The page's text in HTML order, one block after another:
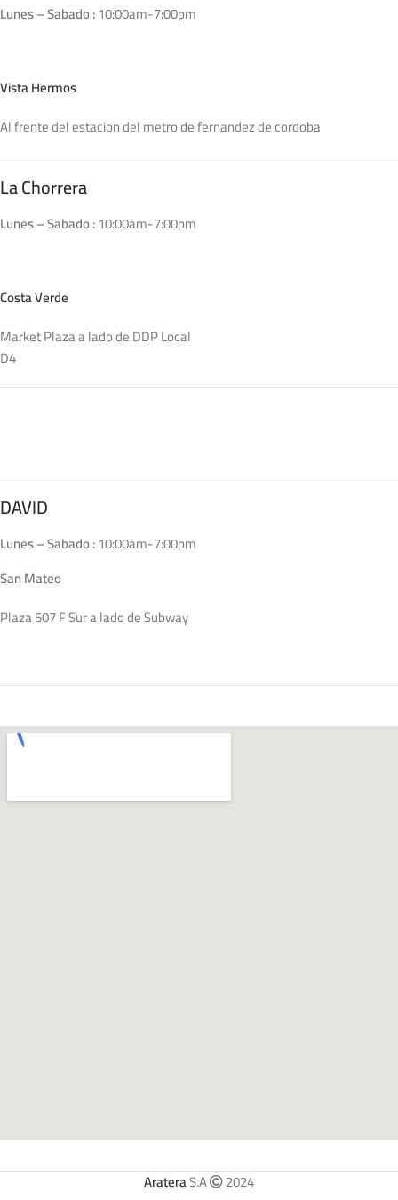
Lunes – Sabado :10:00am-7:00pm
Vista Hermos
Al frente del estacion del metro de fernandez de cordoba
La Chorrera
Lunes – Sabado :10:00am-7:00pm
Costa Verde
Market Plaza a lado de DDP Local
D4
DAVID
Lunes – Sabado :10:00am-7:00pm
San Mateo
Plaza 507 F Sur a lado de Subway
ArateraS.A 2024